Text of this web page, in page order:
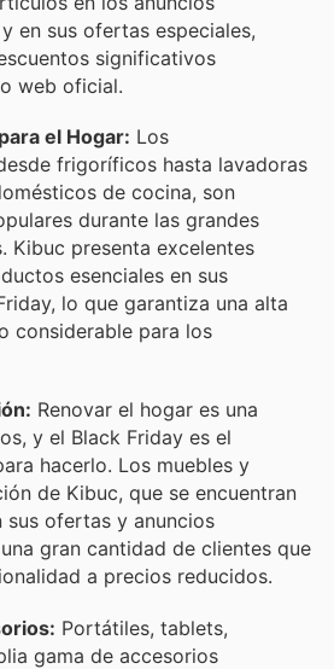
en sus ofertas especiales,
significativos
web oficial.
el Hogar: Los
frigoríficos hasta lavadoras
de cocina, son
durante las grandes
Kibuc presenta excelentes
esenciales en sus
lo que garantiza una alta
considerable para los
Renovar el hogar es una
y el Black Friday es el
hacerlo. Los muebles y
de Kibuc, que se encuentran
sus ofertas y anuncios
gran cantidad de clientes que
a precios reducidos.
Portátiles, tablets,
gama de accesorios